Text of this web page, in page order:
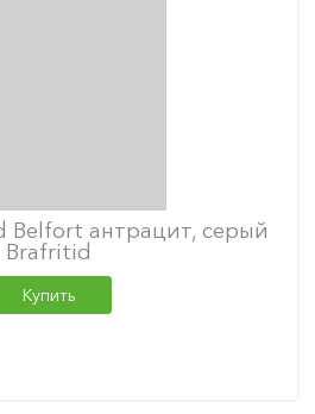
Belfort антрацит, серый
Brafritid
Купить